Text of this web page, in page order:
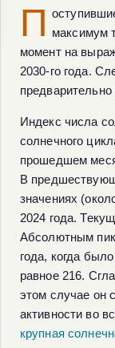
П максимум
момент на
2030-го года.
Индекс числа
солнечного
прошедшем
В
значениях
2024 года.
Абсолютным
года, когда
равное 216.
этом случае он
активности во
крупная